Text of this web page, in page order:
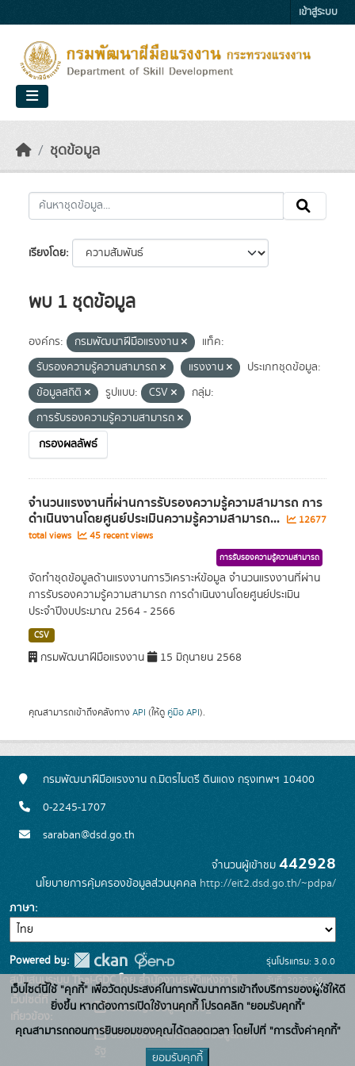
เข้าสู่ระบบ
ชุดข้อมูล
เรียงโดย
พบ 1 ชุดข้อมูล
องค์กร: กรมพัฒนาฝีมือแรงงาน
แท็ค:
รับรองความรู้ความสามารถ
แรงงาน
ประเภทชุดข้อมูล:
ข้อมูลสถิติ
รูปแบบ: CSV
กลุ่ม:
การรับรองความรู้ความสามารถ
กรองผลลัพธ์
จำนวนแรงงานที่ผ่านการรับรองความรู้ความสามารถ การ
ดำเนินงานโดยศูนย์ประเมินความรู้ความสามารถ...
12677
total views
45 recent views
การรับรองความรู้ความสามารถ
จัดทำชุดข้อมูลด้านแรงงานการวิเคราะห์ข้อมูล จำนวนแรงงานที่ผ่าน
การรับรองความรู้ความสามารถ การดำเนินงานโดยศูนย์ประเมิน
ประจำปีงบประมาณ 2564 - 2566
CSV
กรมพัฒนาฝีมือแรงงาน 15 มิถุนายน 2568
คุณสามารถเข้าถึงคลังทาง API (ให้ดู คู่มือ API).
กรมพัฒนาฝีมือแรงงาน ถ.มิตรไมตรี ดินแดง กรุงเทพฯ 10400
0-2245-1707
saraban@dsd.go.th
จำนวนผู้เข้าชม 442928
นโยบายการคุ้มครองข้อมูลส่วนบุคคล http://eit2.dsd.go.th/~pdpa/
ภาษา
Powered by:
สนับสนุนระบบ Thai-GDC โดย สำนักงานสถิติแห่งชาติ
เว็บไซต์ที่
เกี่ยวข้อง:
ระบบบัญชีข้อมูลภาครัฐ
บริการนามานุกรมบัญชีข้อมูลภาค
รุ่นโปรแกรม: 3.0.0
วันที่: 2025-06-
10
เว็บไซต์นี้ใช้ "คุกกี้" เพื่อวัตถุประสงค์ในการพัฒนาการเข้าถึงบริการของผู้ใช้ให้ดี
ยิ่งขึ้น หากต้องการเปิดใช้งานคุกกี้ โปรดคลิก "ยอมรับคุกกี้"
คุณสามารถถอนการยินยอมของคุณได้ตลอดเวลา โดยไปที่ "การตั้งค่าคุกกี้"
ยอมรับคุกกี้
x